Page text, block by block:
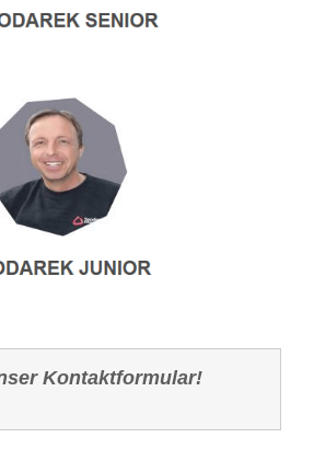
Kontaktformular!